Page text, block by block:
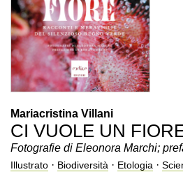
Mariacristina Villani
CI VUOLE UN
Fotografie di Eleonora Marchi;
Illustrato · Biodiversità · Etologia ·